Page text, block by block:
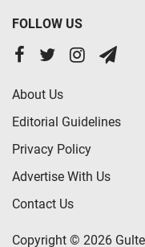
FOLLOW US
About Us
Editorial Guidelines
Privacy Policy
Advertise With Us
Contact Us
Copyright © 2026